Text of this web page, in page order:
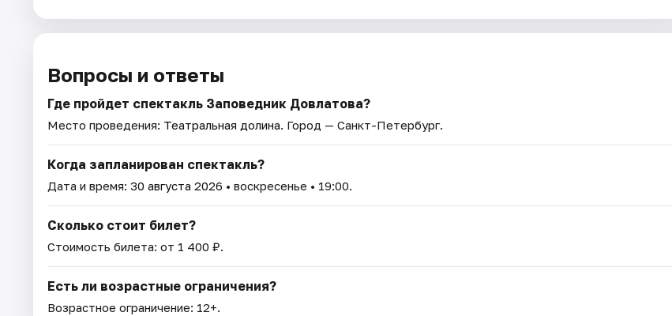
Вопросы и ответы
Где пройдет спектакль Заповедник Довлатова?
Место проведения: Театральная долина. Город — Санкт-Петербург.
Когда запланирован спектакль?
Дата и время: 30 августа 2026 • воскресенье • 19:00.
Сколько стоит билет?
Стоимость билета: от 1 400 ₽.
Есть ли возрастные ограничения?
Возрастное ограничение: 12+.